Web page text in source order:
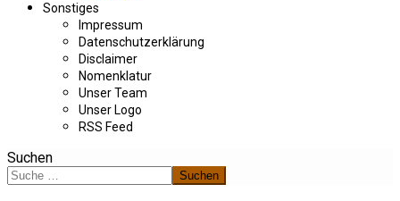
Sonstiges
Impressum
Datenschutzerklärung
Disclaimer
Nomenklatur
Unser Team
Unser Logo
RSS Feed
Suchen
Suchen